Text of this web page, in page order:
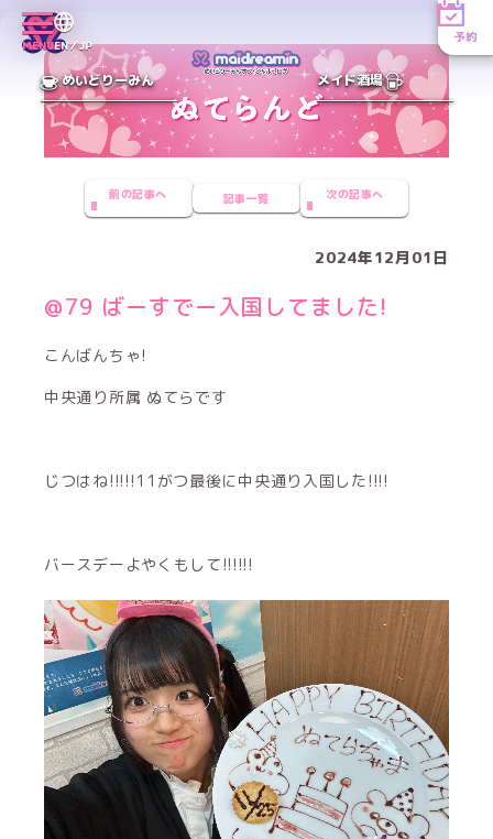
MENUEN／JP
予約
めいどりーみん メイド酒場
前の記事へ 記事一覧 次の記事へ
2024年12月01日
@79 ばーすでー入国してました!
こんばんちゃ!
中央通り所属 ぬてらです
じつはね!!!!!11がつ最後に中央通り入国した!!!!
バースデーよやくもして!!!!!!